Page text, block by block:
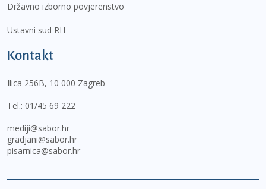
Državno izborno povjerenstvo
Ustavni sud RH
Kontakt
Ilica 256B, 10 000 Zagreb
Tel.: 01/45 69 222
mediji@sabor.hr
gradjani@sabor.hr
pisarnica@sabor.hr